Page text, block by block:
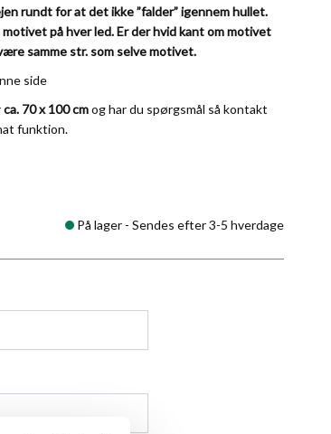
rundt for at det ikke ”falder” igennem hullet.
på hver led. Er der hvid kant om motivet
samme str. som selve motivet.
side
ca. 70 x 100 cmog har du spørgsmål så kontakt
funktion.
På lager - Sendes efter 3-5 hverdage